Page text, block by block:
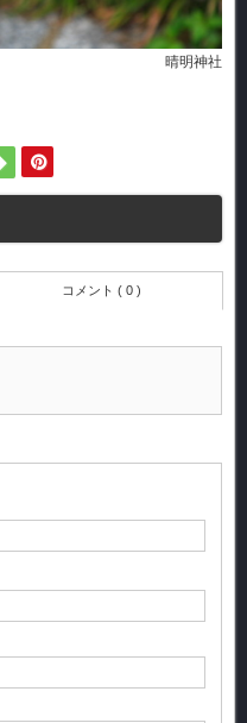
晴明神社
コメント ( 0 )